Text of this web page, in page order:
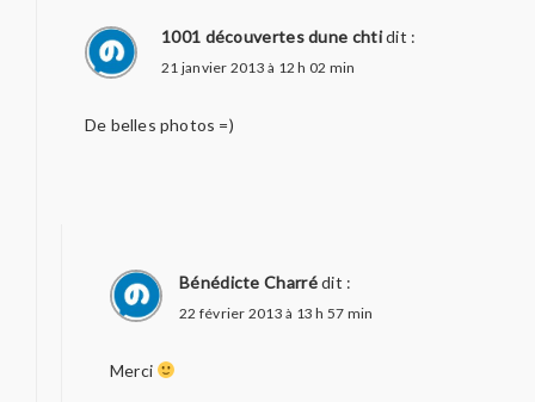
1001 découvertes dune chtidit :
21 janvier 2013 à 12 h 02 min
De belles photos =)
Bénédicte Charrédit :
22 février 2013 à 13 h 57 min
Merci